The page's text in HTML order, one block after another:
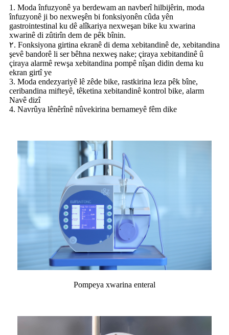
1. Moda înfuzyonê ya berdewam an navberî hilbijêrin, moda
înfuzyonê ji bo nexweşên bi fonksiyonên cûda yên
gastrointestinal ku dê alîkariya nexweşan bike ku xwarina
xwarinê di zûtirîn dem de pêk bînin.
٢. Fonksiyona girtina ekranê di dema xebitandinê de, xebitandina
şevê bandorê li ser bêhna nexweş nake; çiraya xebitandinê û
çiraya alarmê rewşa xebitandina pompê nîşan didin dema ku
ekran girtî ye
3. Moda endezyariyê lê zêde bike, rastkirina leza pêk bîne,
ceribandina mifteyê, têketina xebitandinê kontrol bike, alarm
Navê dizî
4. Navrûya lênêrînê nûvekirina bernameyê fêm dike
Pompeya xwarina enteral